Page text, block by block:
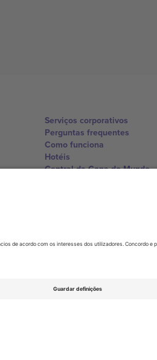
Serviços corporativos
Perguntas frequentes
Como funciona
Hotéis
Central da Copa do Mundo